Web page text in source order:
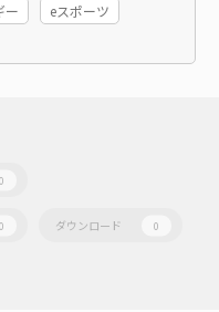
ー eスポーツ
0
0 ダウンロード 0